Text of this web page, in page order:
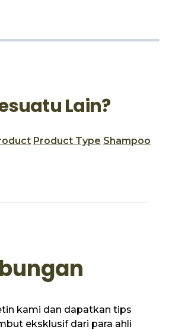
Lain?
Product Type Shampoo
kami dan dapatkan tips
eksklusif dari para ahli